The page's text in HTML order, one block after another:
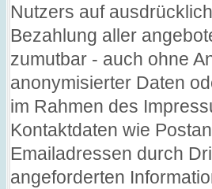
Nutzers auf
Bezahlung aller
zumutbar - auch ohne
anonymisierter Daten
im Rahmen des
Kontaktdaten wie
Emailadressen durch
angeforderten